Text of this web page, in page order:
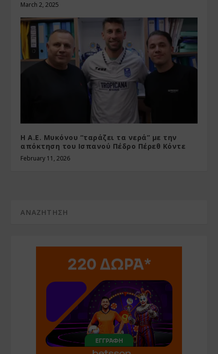
March 2, 2025
Η Α.Ε. Μυκόνου “ταράζει τα νερά” με την
απόκτηση του Ισπανού Πέδρο Πέρεθ Κόντε
February 11, 2026